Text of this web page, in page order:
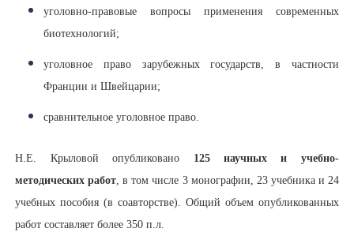
уголовно-правовые вопросы применения современных
биотехнологий;
уголовное право зарубежных государств, в частности
Франции и Швейцарии;
сравнительное уголовное право.
Н.Е. Крыловой опубликовано 125 научных и учебно-
методических работ , в том числе 3 монографии, 23 учебника и 24
учебных пособия (в соавторстве). Общий объем опубликованных
работ составляет более 350 п.л.